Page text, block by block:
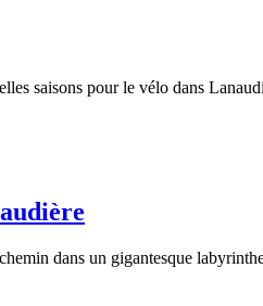
saisons pour le vélo dans
dans un gigantesque